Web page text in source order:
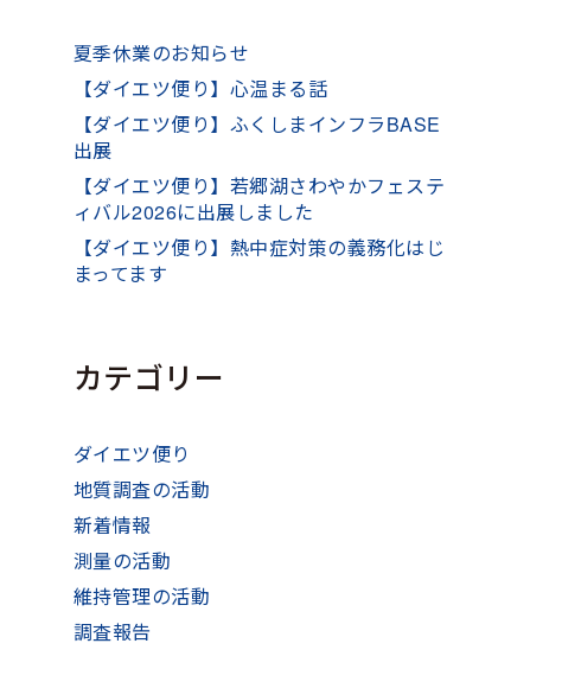
夏季休業のお知らせ
【ダイエツ便り】心温まる話
【ダイエツ便り】ふくしまインフラBASE
出展
【ダイエツ便り】若郷湖さわやかフェステ
ィバル2026に出展しました
【ダイエツ便り】熱中症対策の義務化はじ
まってます
カテゴリー
ダイエツ便り
地質調査の活動
新着情報
測量の活動
維持管理の活動
調査報告